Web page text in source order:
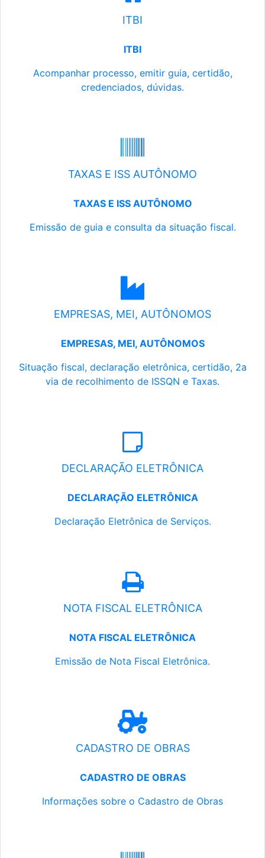
ITBI
ITBI
Acompanhar processo, emitir guia, certidão,
credenciados, dúvidas.
TAXAS E ISS AUTÔNOMO
TAXAS E ISS AUTÔNOMO
Emissão de guia e consulta da situação fiscal.
EMPRESAS, MEI, AUTÔNOMOS
EMPRESAS, MEI, AUTÔNOMOS
Situação fiscal, declaração eletrônica, certidão, 2a
via de recolhimento de ISSQN e Taxas.
DECLARAÇÃO ELETRÔNICA
DECLARAÇÃO ELETRÔNICA
Declaração Eletrônica de Serviços.
NOTA FISCAL ELETRÔNICA
NOTA FISCAL ELETRÔNICA
Emissão de Nota Fiscal Eletrônica.
CADASTRO DE OBRAS
CADASTRO DE OBRAS
Informações sobre o Cadastro de Obras